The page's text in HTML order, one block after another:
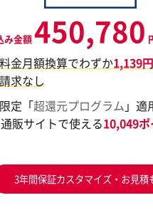
み金額450,780
金月額換算でわずか1,139
求なし
定「超還元プログラム 」適
販サイトで使える10,049
3年間保証カスタマイズ・お見積